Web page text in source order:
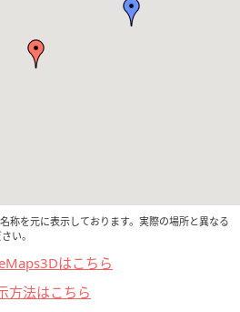
称を元に表示しております。実際の場所と異なる
い。
はこちら
方法はこちら